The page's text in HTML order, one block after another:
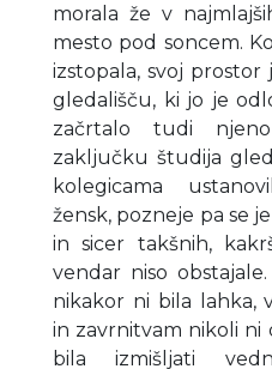
morala že v
mesto pod soncem.
izstopala, svoj prostor
gledališču, ki jo je
začrtalo tudi
zaključku študija
kolegicama
žensk, pozneje pa se
in sicer takšnih,
vendar niso
nikakor ni bila lahka,
in zavrnitvam nikoli ni
bila izmišljati